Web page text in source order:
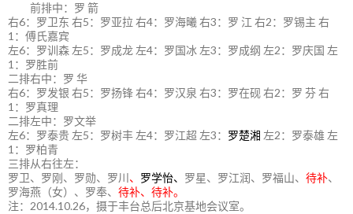
前排中：罗 箭
右6：罗卫东 右5：罗亚拉 右4：罗海曦 右3：罗 江 右2：罗锡主 右
1：傅氏嘉宾
左6：罗训森 左5：罗成龙 左4：罗国冰 左3：罗成纲 左2：罗庆国 左
1：罗胜前
二排右中：罗 华
右6：罗发银 右5：罗扬锋 右4：罗汉泉 右3：罗在砚 右2：罗 芬 右
1：罗真理
二排左中：罗文举
左6：罗泰贵 左5：罗树丰 左4：罗江超 左3： 罗楚湘 左2：罗泰雄 左
1：罗柏青
三排从右往左：
罗卫、罗刚、罗勋、罗川 、 罗学怡、 罗星、罗江润、罗福山、 待补、
罗海燕（女）、罗奉、 待补、待补。
注：2014.10.26，摄于丰台总后北京基地会议室。